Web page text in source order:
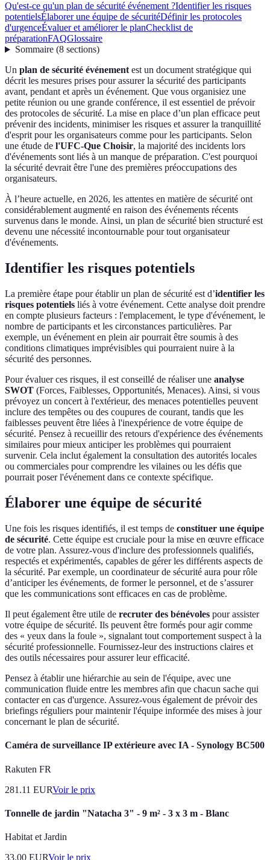
Qu'est-ce qu'un plan de sécurité événement ?Identifier les risques
potentielsÉlaborer une équipe de sécuritéDéfinir les protocoles
d'urgenceÉvaluer et améliorer le planChecklist de
préparationFAQGlossaire
Sommaire(8 sections)
Un plan de sécurité événementest un document stratégique qui
décrit les mesures prises pour assurer la sécurité des participants
avant, pendant et après un événement. Que vous organisiez une
petite réunion ou une grande conférence, il est essentiel de prévoir
des protocoles de sécurité. La mise en place d’un plan efficace peut
prévenir des incidents, minimiser les risques et assurer la tranquillité
d'esprit pour les organisateurs comme pour les participants. Selon
une étude de l'UFC-Que Choisir, la majorité des incidents lors
d'événements sont liés à un manque de préparation. C'est pourquoi
la sécurité devrait être l'une des premières préoccupations des
organisateurs.
À l’heure actuelle, en 2026, les attentes en matière de sécurité ont
considérablement augmenté en raison des événements récents
survenus dans le monde. Ainsi, un plan de sécurité bien structuré est
devenu une nécessité incontournable pour tout organisateur
d'événements.
Identifier les risques potentiels
La première étape pour établir un plan de sécurité est d’identifier les
risques potentiels liés à votre événement. Cette analyse doit prendre
en compte plusieurs facteurs : l'emplacement, le type d'événement, le
nombre de participants et les circonstances particulières. Par
exemple, un événement en plein air pourrait être soumis à des
conditions climatiques imprévisibles qui pourraient nuire à la
sécurité des personnes.
Pour évaluer ces risques, il est conseillé de réaliser une analyse
SWOT (Forces, Faiblesses, Opportunités, Menaces). Ainsi, si vous
prévoyez un concert à l'extérieur, des menaces potentielles peuvent
inclure des tempêtes ou des coupures de courant, tandis que les
faiblesses peuvent être liées à l'inexpérience de votre équipe de
sécurité. Pensez à recueillir des retours d'expérience des événements
similaires pour mieux anticiper les problèmes qui pourraient
survenir. Cela inclut également la consultation des autorités locales
ou commerciales pour comprendre les vilaines ou les défis que
pourrait poser l'événement dans ce contexte spécifique.
Élaborer une équipe de sécurité
Une fois les risques identifiés, il est temps de constituer une équipe
de sécurité. Cette équipe est cruciale pour la mise en œuvre efficace
de votre plan. Assurez-vous d'inclure des professionnels qualifiés,
respectés et expérimentés, capables de gérer les différents aspects de
la sécurité. Par exemple, un coordinateur de sécurité aura pour rôle
d’anticiper les événements, de former le personnel, et de s’assurer
que les communications sont efficaces en cas de problème.
Il peut également être utile de recruter des bénévoles pour assister
votre équipe de sécurité. Ils peuvent être formés pour agir comme
des « yeux dans la foule », signalant tout comportement suspect à la
sécurité professionnelle. Fournissez-leur des instructions claires et
des outils nécessaires pour assurer leur efficacité.
Pensez à établir une hiérarchie au sein de l'équipe, avec une
communication fluide entre les membres afin que chacun sache qui
contacter en cas d'urgence. Assurez-vous également de prévoir des
briefings réguliers pour maintenir l'équipe informée des mises à jour
concernant le plan de sécurité.
Caméra de surveillance IP extérieure avec IA - Synology BC500
Rakuten FR
281.11 EURVoir le prix
Tonnelle de jardin "Natacha 3" - 9 m² - 3 x 3 m - Blanc
Habitat et Jardin
33.00 EURVoir le prix